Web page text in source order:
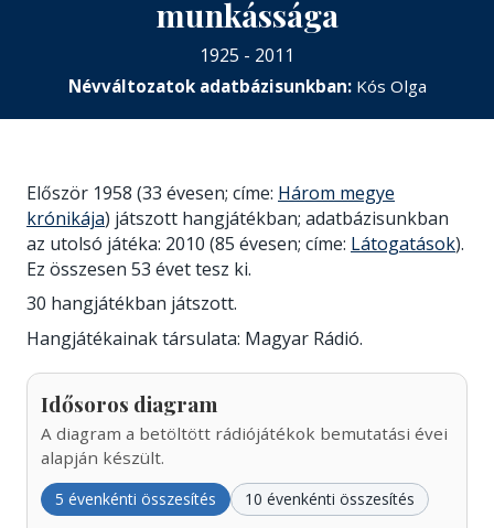
munkássága
1925 - 2011
Névváltozatok adatbázisunkban: Kós Olga
Először 1958 (33 évesen; címe: Három megye
krónikája) játszott hangjátékban; adatbázisunkban
az utolsó játéka: 2010 (85 évesen; címe: Látogatások).
Ez összesen 53 évet tesz ki.
30 hangjátékban játszott.
Hangjátékainak társulata: Magyar Rádió.
Idősoros diagram
A diagram a betöltött rádiójátékok bemutatási évei
alapján készült.
5 évenkénti összesítés 10 évenkénti összesítés